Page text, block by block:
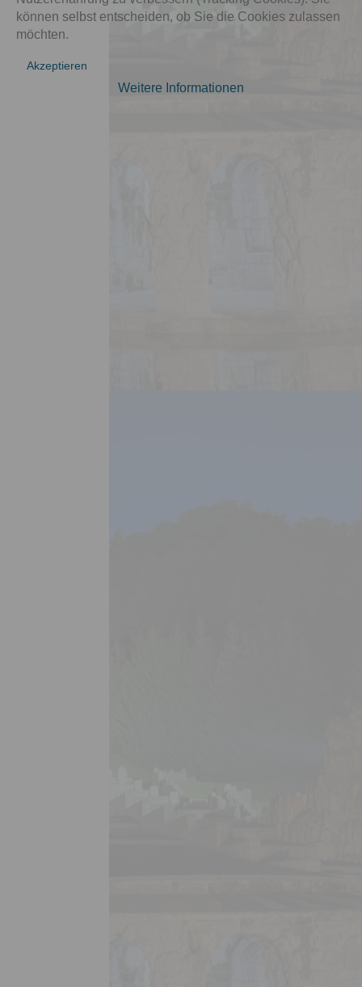
können selbst entscheiden, ob Sie die Cookies zulassen
möchten.
Akzeptieren
Weitere Informationen